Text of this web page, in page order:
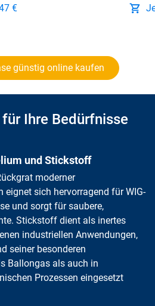
€
günstig online kaufen
Ihre Bedürfnisse
und Stickstoff
moderner
eignet sich hervorragend für WIG-
und sorgt für saubere,
Stickstoff dient als inertes
industriellen Anwendungen,
seiner besonderen
Ballongas als auch in
Prozessen eingesetzt